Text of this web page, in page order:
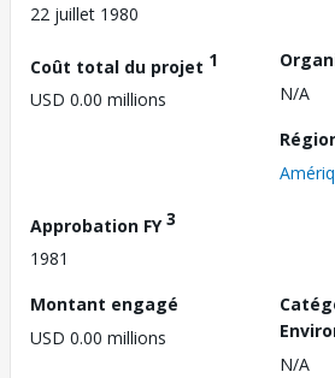
22 juillet 1980
Coût total du projet 1
USD 0.00 millions
N/A
Approbation FY3
1981
Montant engagé
USD 0.00 millions
N/A